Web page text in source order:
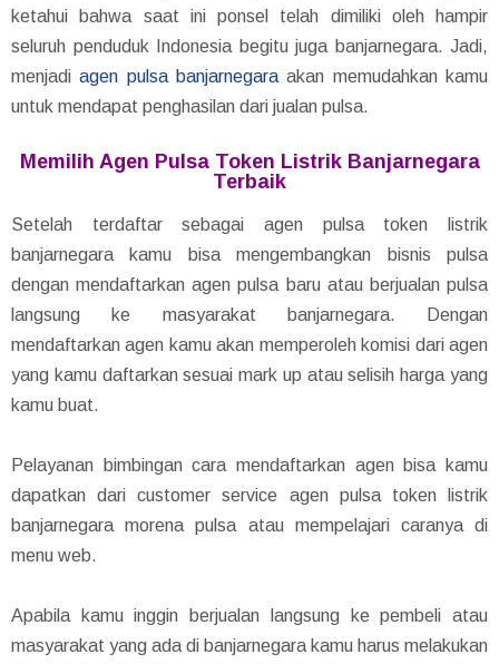
ketahui bahwa saat ini ponsel telah dimiliki oleh hampir
seluruh penduduk Indonesia begitu juga banjarnegara. Jadi,
menjadiagen pulsa banjarnegaraakan memudahkan kamu
untuk mendapat penghasilan dari jualan pulsa.
Memilih Agen Pulsa Token Listrik Banjarnegara
Terbaik
Setelah terdaftar sebagai agen pulsa token listrik
banjarnegara kamu bisa mengembangkan bisnis pulsa
dengan mendaftarkan agen pulsa baru atau berjualan pulsa
langsung ke masyarakat banjarnegara. Dengan
mendaftarkan agen kamu akan memperoleh komisi dari agen
yang kamu daftarkan sesuai mark up atau selisih harga yang
kamu buat.
Pelayanan bimbingan cara mendaftarkan agen bisa kamu
dapatkan dari customer service agen pulsa token listrik
banjarnegara morena pulsa atau mempelajari caranya di
menu web.
Apabila kamu inggin berjualan langsung ke pembeli atau
masyarakat yang ada di banjarnegara kamu harus melakukan